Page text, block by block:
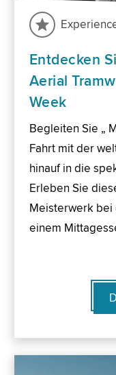
Entdecken
Aerial
Week
Begleiten Sie „
Fahrt mit der
hinauf in die
Erleben Sie
Meisterwerk bei
einem